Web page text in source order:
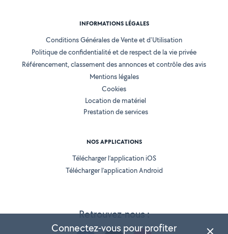
Retrouvez-nous :
INFORMATIONS LÉGALES
Conditions Générales de Vente et d'Utilisation
Politique de confidentialité et de respect de la vie privée
Référencement, classement des annonces et contrôle des avis
Mentions légales
Cookies
Location de matériel
Prestation de services
NOS APPLICATIONS
Télécharger l’application iOS
Télécharger l’application Android
Connectez-vous pour profiter